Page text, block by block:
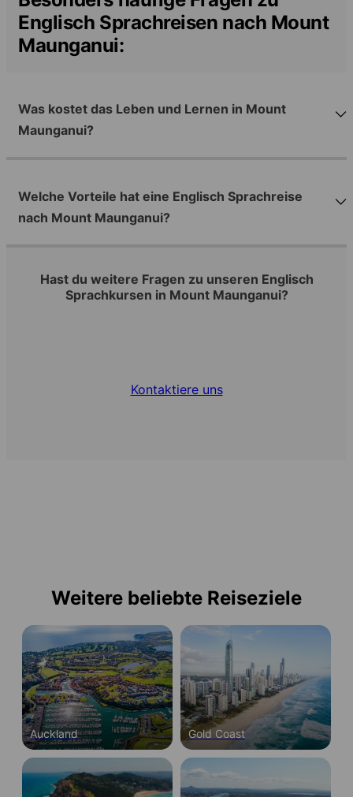
Englisch Sprachreisen nach Mount
Maunganui:
Was kostet das Leben und Lernen in Mount
Maunganui?
Welche Vorteile hat eine Englisch Sprachreise
nach Mount Maunganui?
Hast du weitere Fragen zu unseren Englisch
Sprachkursen in Mount Maunganui?
Kontaktiere uns
Weitere beliebte Reiseziele
Auckland Gold Coast